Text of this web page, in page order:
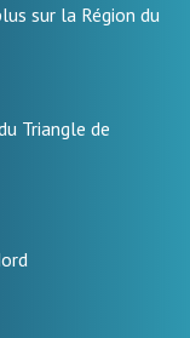
sur la Région du
Triangle de